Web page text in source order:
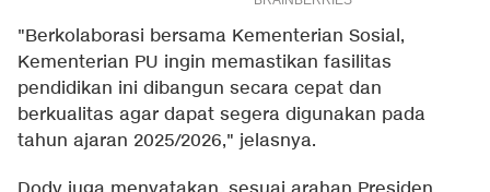
"Berkolaborasi bersama Kementerian Sosial,
Kementerian PU ingin memastikan fasilitas
pendidikan ini dibangun secara cepat dan
berkualitas agar dapat segera digunakan pada
tahun ajaran 2025/2026," jelasnya.